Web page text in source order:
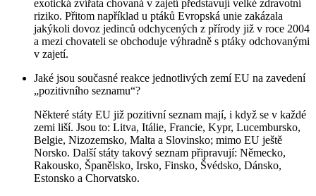
exotická zvířata chovaná v zajetí představují velké zdravotní
riziko. Přitom například u ptáků Evropská unie zakázala
jakýkoli dovoz jedinců odchycených z přírody již v roce 2004
a mezi chovateli se obchoduje výhradně s ptáky odchovanými
v zajetí.
Jaké jsou současné reakce jednotlivých zemí EU na zavedení
„pozitivního seznamu“?
Některé státy EU již pozitivní seznam mají, i když se v každé
zemi liší. Jsou to: Litva, Itálie, Francie, Kypr, Lucembursko,
Belgie, Nizozemsko, Malta a Slovinsko; mimo EU ještě
Norsko. Další státy takový seznam připravují: Německo,
Rakousko, Španělsko, Irsko, Finsko, Švédsko, Dánsko,
Estonsko a Chorvatsko.